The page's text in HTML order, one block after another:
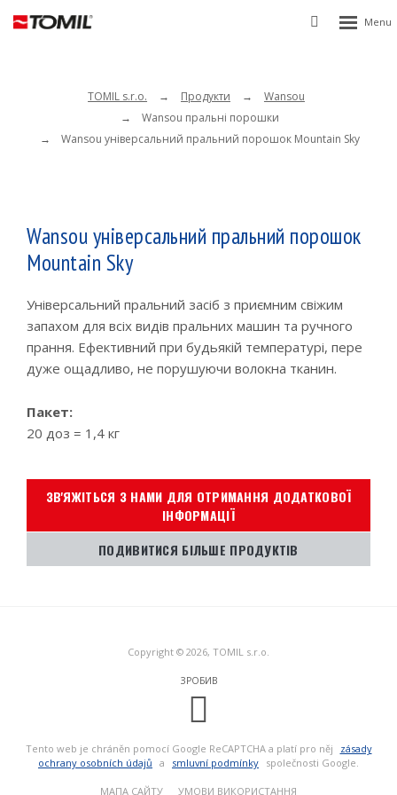
Vyhledávání
Rozbalení
TOMIL s.r.o. Продукти
Wansou
Wansou пральні порошки
Wansou універсальний пральний порошок Mountain Sky
Wansou універсальний пральний порошок
Mountain Sky
Універсальний пральний засіб з приємним свіжим
запахом для всіх видів пральних машин та ручного
прання. Ефективний при будьякій температурі, пере
дуже ощадливо, не порушуючи волокна тканин.
Пакет:
20 доз = 1,4 кг
ЗВ'ЯЖІТЬСЯ З НАМИ ДЛЯ ОТРИМАННЯ ДОДАТКОВОЇ
ІНФОРМАЦІЇ
ПОДИВИТИСЯ БІЛЬШЕ ПРОДУКТІВ
Copyright © 2026, TOMIL s.r.o.
ЗРОБИВ
Tento web je chráněn pomocí Google ReCAPTCHA a platí pro něj
zásady
ochrany osobních údajů a smluvní podmínky společnosti Google.
МАПА САЙТУ УМОВИ ВИКОРИСТАННЯ